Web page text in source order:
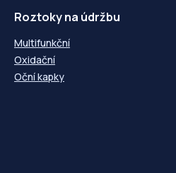
Roztoky na údržbu
Multifunkční
Oxidační
Oční kapky